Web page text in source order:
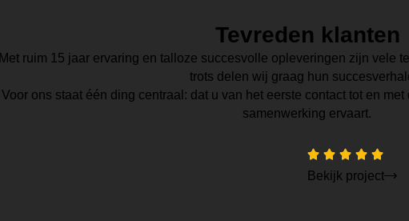
Tevreden klanten
Met ruim 15 jaar ervaring en talloze succesvolle opleveringen zijn vele
trots delen wij graag hun
Voor ons staat één ding centraal: dat u van het eerste contact tot en
samenwerking ervaart.
Bekijk project